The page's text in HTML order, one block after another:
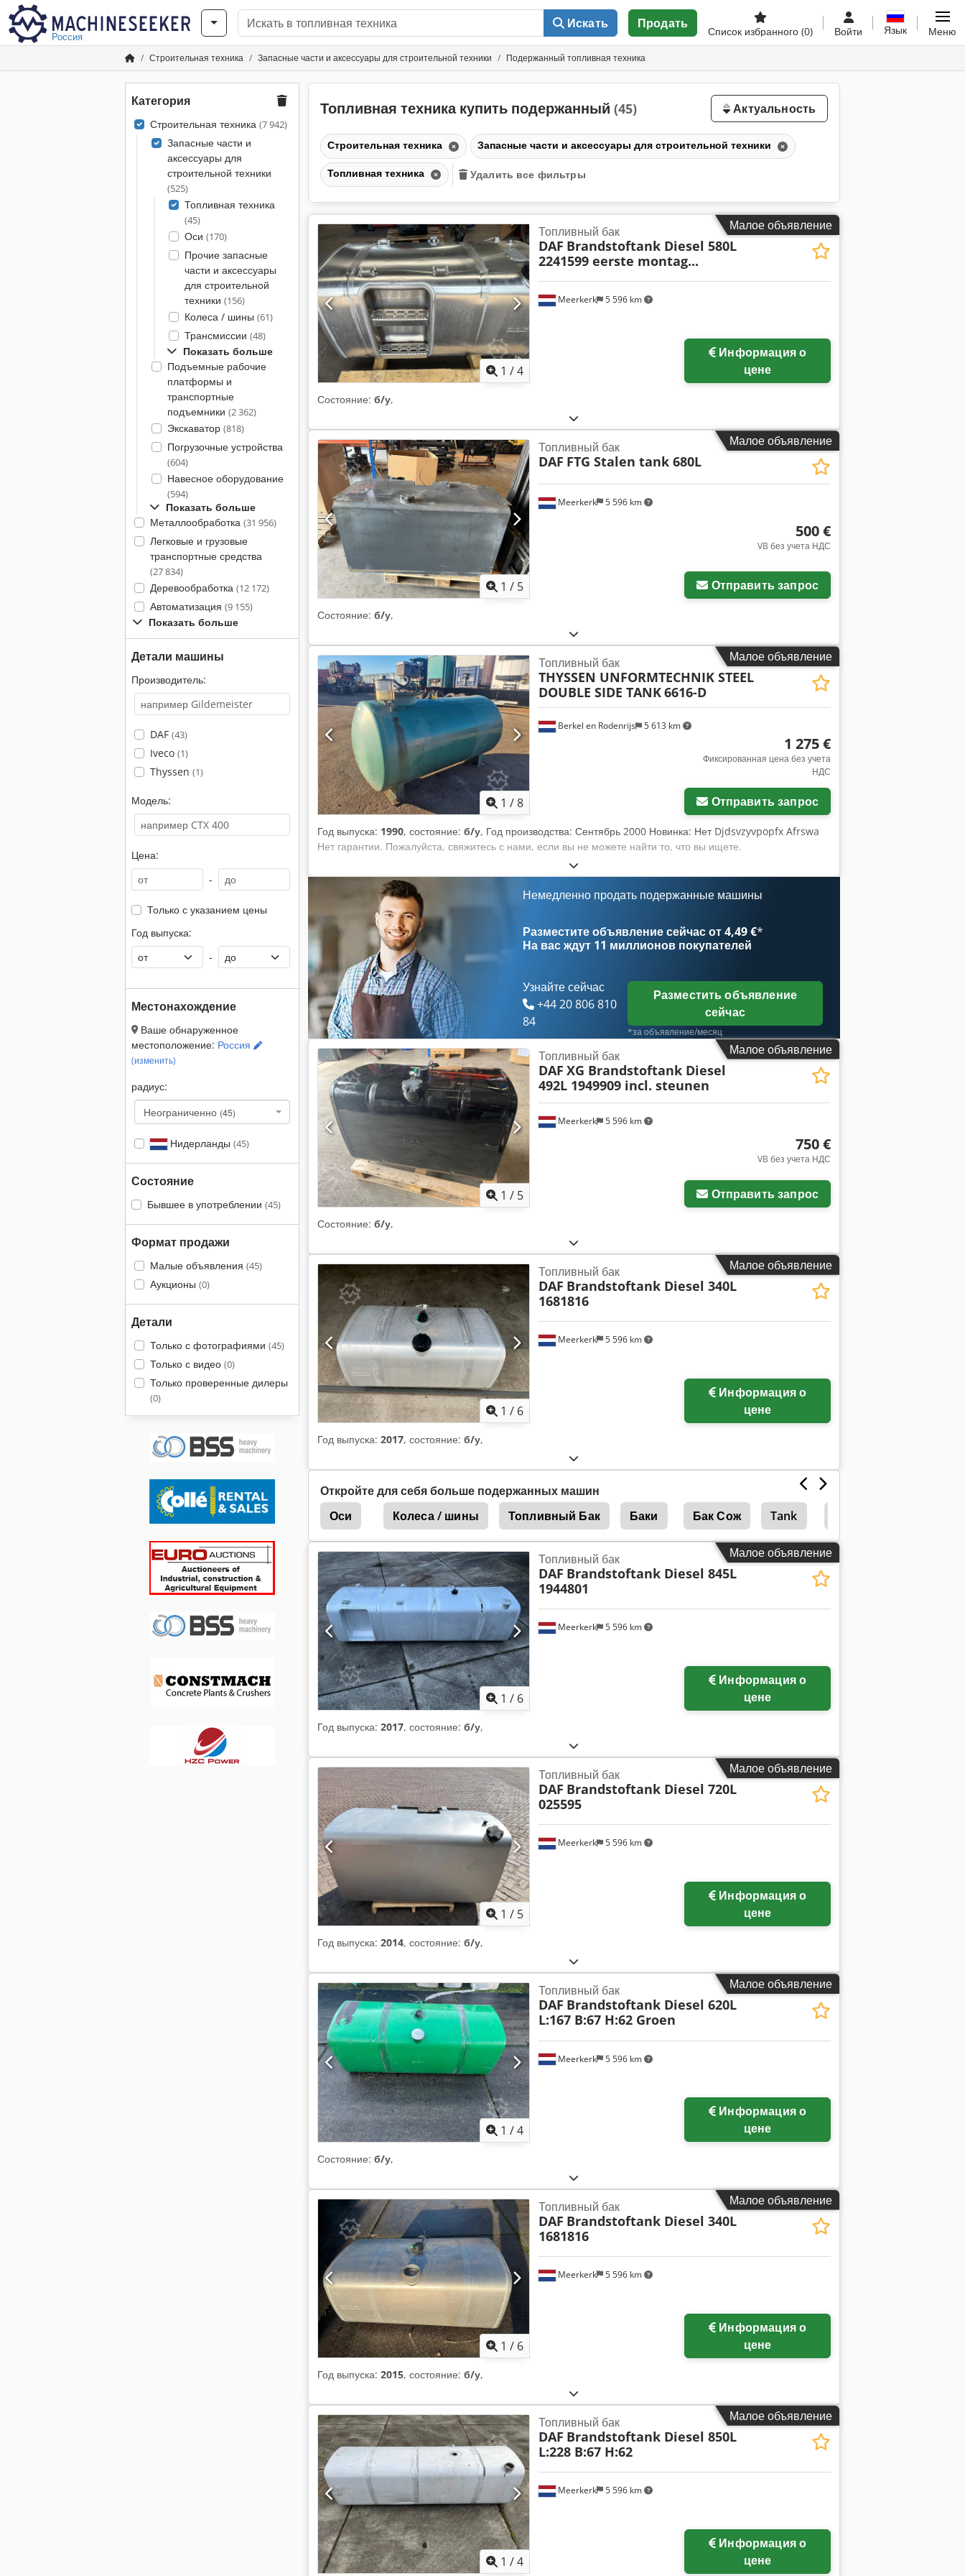
Россия
Искать Продать
Список избранного (0) Войти Язык Меню
Строительная техника Запасные части и аксессуары для строительной техники Подержанный топливная техника
Категория
Строительная техника (7 942)
Запасные части и
аксессуары для
строительной техники
(525)
Топливная техника
(45)
Оси (170)
Прочие запасные
части и аксессуары
для строительной
техники (156)
Колеса / шины (61)
Трансмиссии (48)
Показать больше
Подъемные рабочие
платформы и
транспортные
подъемники (2 362)
Экскаватор (818)
Погрузочные устройства
(604)
Навесное оборудование
(594)
Показать больше
Металлообработка (31 956)
Легковые и грузовые
транспортные средства
(27 834)
Деревообработка (12 172)
Автоматизация (9 155)
Показать больше
Детали машины
Производитель:
DAF (43)
Iveco (1)
Thyssen (1)
Модель:
Цена:
-
Только с указанием цены
Год выпуска:
-
Местонахождение
Ваше обнаруженное
местоположение: Россия
(изменить)
радиус:
Неограниченно (45)
Нидерланды (45)
Состояние
Бывшее в употреблении (45)
Формат продажи
Малые объявления (45)
Аукционы (0)
Детали
Только с фотографиями (45)
Только с видео (0)
Только проверенные дилеры
(0)
Топливная техника купить подержанный (45) Актуальность
Строительная техника Запасные части и аксессуары для строительной техники
Топливная техника Удалить все фильтры
Малое объявление
1 /4
Meerkerk 5 596 km
Топливный бак
DAF Brandstoftank Diesel 580L
2241599 eerste montag...
цене
Состояние: б/у,
Малое объявление
1 / 5
Meerkerk 5 596 km
Топливный бак
DAF FTG Stalen tank 680L
500 €
VB без учета НДС
Отправить запрос
Состояние: б/у,
Малое объявление
1 /8
Berkel en Rodenrijs 5 613 km
Топливный бак
THYSSEN UNFORMTECHNIK STEEL
DOUBLE SIDE TANK6616-D
1 275 €
Фиксированная цена без учета
НДС
Отправить запрос
Год выпуска: 1990, состояние: б/у, Год производства: Сентябрь 2000 Новинка: Нет Djdsvzyvpopfx Afrswa
Нет гарантии. Пожалуйста, свяжитесь с нами, если вы не можете найти то, что вы ищете.
Немедленно продать подержанные машины
Разместите объявление сейчас от 4,49 €*
На вас ждут 11 миллионов покупателей
Узнайте сейчас
+44 20 806 810
84
Разместить объявление
сейчас
*за объявление/месяц
Малое объявление
1 / 5
Meerkerk 5 596 km
Топливный бак
DAF XG Brandstoftank Diesel
492L 1949909 incl. steunen
750 €
VB без учета НДС
Отправить запрос
Состояние: б/у,
Малое объявление
1 / 6
Meerkerk 5 596 km
Топливный бак
DAF Brandstoftank Diesel 340L
1681816
цене
Год выпуска: 2017, состояние: б/у,
Откройте для себя больше подержанных машин
Оси
Колеса / шины Топливный Бак Баки Бак Сож Tank
Малое объявление
1 / 6
Meerkerk 5 596 km
Топливный бак
DAF Brandstoftank Diesel 845L
1944801
цене
Год выпуска: 2017, состояние: б/у,
Малое объявление
1 / 5
Meerkerk 5 596 km
Топливный бак
DAF Brandstoftank Diesel 720L
025595
цене
Год выпуска: 2014, состояние: б/у,
Малое объявление
1 /4
Meerkerk 5 596 km
Топливный бак
DAF Brandstoftank Diesel 620L
L:167 B:67 H:62 Groen
цене
Состояние: б/у,
Малое объявление
1 / 6
Meerkerk 5 596 km
Топливный бак
DAF Brandstoftank Diesel 340L
1681816
цене
Год выпуска: 2015, состояние: б/у,
Малое объявление
1 /4
Meerkerk 5 596 km
Топливный бак
DAF Brandstoftank Diesel 850L
L:228 B:67 H:62
цене